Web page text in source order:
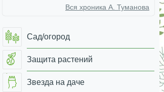
Вся хроника А. Туманова
Сад/огород
Защита растений
Звезда на даче